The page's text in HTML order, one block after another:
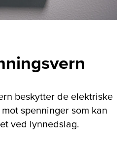
beskytter de elektriske
spenninger som kan
ved lynnedslag.